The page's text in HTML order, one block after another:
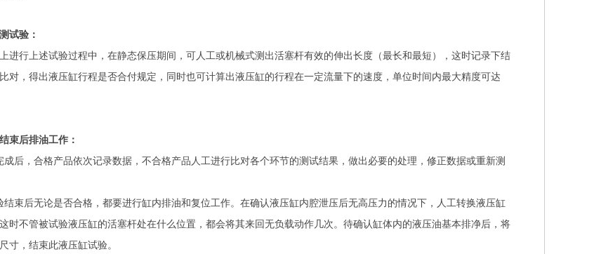
试验：
进行上述试验过程中，在静态保压期间，可人工或机械式测出活塞杆有效的伸出长度（最长和最短），这时记录下结
对，得出液压缸行程是否合付规定，同时也可计算出液压缸的行程在一定流量下的速度，单位时间内最大精度可达
束后排油工作：
成后，合格产品依次记录数据，不合格产品人工进行比对各个环节的测试结果，做出必要的处理，修正数据或重新测
结束后无论是否合格，都要进行缸内排油和复位工作。在确认液压缸内腔泄压后无高压力的情况下，人工转换液压缸
时不管被试验液压缸的活塞杆处在什么位置，都会将其来回无负载动作几次。待确认缸体内的液压油基本排净后，将
寸，结束此液压缸试验。